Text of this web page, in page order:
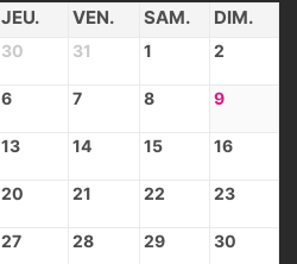
JEU. VEN. SAM. DIM.
30 31 1 2
6 7 8 9
13 14 15 16
20 21 22 23
27 28 29 30